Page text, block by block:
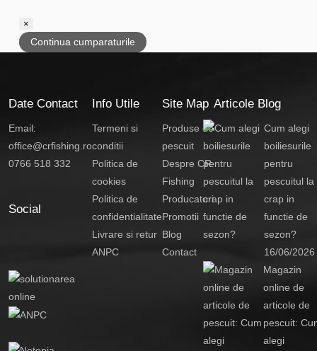
×
Continua cumparaturile
Date Contact
Email:
office@crfishing.ro
0766 518 332
Social
Info Utile
Termeni si
conditii
Politica de
cookies
Politica de
confidentialitate
Livrare si retur
ANPC
Site Map
Produse de
pescuit
Despre CR
Fishing
Producatori
Promotii
Blog
Contact
Articole Blog
Cum alegi
boiliesurile
pentru
pescuitul la
crap in
functie de
sezon?
16/06/2026
Magazin
online de
articole de
pescuit:
alegi